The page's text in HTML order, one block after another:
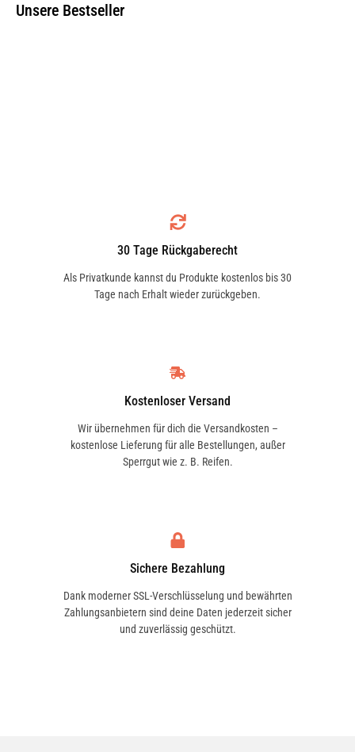
Unsere Bestseller
30 Tage Rückgaberecht
Als Privatkunde kannst du Produkte kostenlos bis 30
Tage nach Erhalt wieder zurückgeben.
Kostenloser Versand
Wir übernehmen für dich die Versandkosten –
kostenlose Lieferung für alle Bestellungen, außer
Sperrgut wie z. B. Reifen.
Sichere Bezahlung
Dank moderner SSL-Verschlüsselung und bewährten
Zahlungsanbietern sind deine Daten jederzeit sicher
und zuverlässig geschützt.